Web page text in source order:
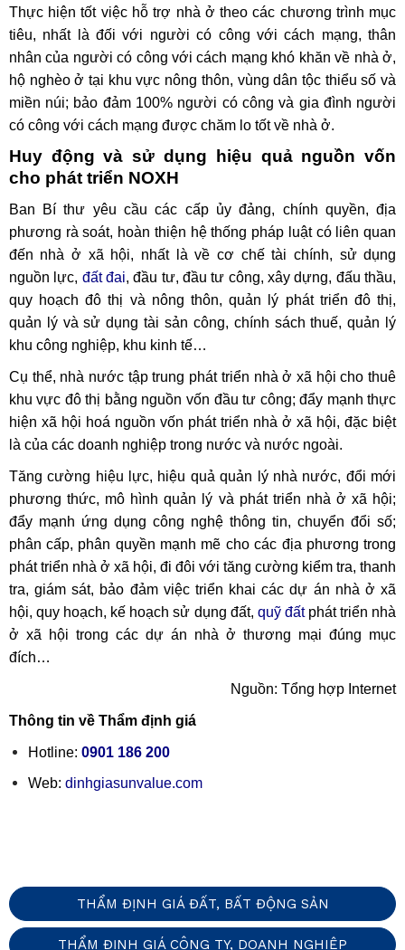
Thực hiện tốt việc hỗ trợ nhà ở theo các chương trình mục
tiêu, nhất là đối với người có công với cách mạng, thân
nhân của người có công với cách mạng khó khăn về nhà ở,
hộ nghèo ở tại khu vực nông thôn, vùng dân tộc thiểu số và
miền núi; bảo đảm 100% người có công và gia đình người
có công với cách mạng được chăm lo tốt về nhà ở.
Huy động và sử dụng hiệu quả nguồn vốn
cho phát triển NOXH
Ban Bí thư yêu cầu các cấp ủy đảng, chính quyền, địa
phương rà soát, hoàn thiện hệ thống pháp luật có liên quan
đến nhà ở xã hội, nhất là về cơ chế tài chính, sử dụng
nguồn lực, đất đai, đầu tư, đầu tư công, xây dựng, đấu thầu,
quy hoạch đô thị và nông thôn, quản lý phát triển đô thị,
quản lý và sử dụng tài sản công, chính sách thuế, quản lý
khu công nghiệp, khu kinh tế…
Cụ thể, nhà nước tập trung phát triển nhà ở xã hội cho thuê
khu vực đô thị bằng nguồn vốn đầu tư công; đẩy mạnh thực
hiện xã hội hoá nguồn vốn phát triển nhà ở xã hội, đặc biệt
là của các doanh nghiệp trong nước và nước ngoài.
Tăng cường hiệu lực, hiệu quả quản lý nhà nước, đổi mới
phương thức, mô hình quản lý và phát triển nhà ở xã hội;
đẩy mạnh ứng dụng công nghệ thông tin, chuyển đổi số;
phân cấp, phân quyền mạnh mẽ cho các địa phương trong
phát triển nhà ở xã hội, đi đôi với tăng cường kiểm tra, thanh
tra, giám sát, bảo đảm việc triển khai các dự án nhà ở xã
hội, quy hoạch, kế hoạch sử dụng đất, quỹ đấtphát triển nhà
ở xã hội trong các dự án nhà ở thương mại đúng mục
đích…
Nguồn: Tổng hợp Internet
Thông tin về Thẩm định giá
Hotline: 0901 186 200
Web: dinhgiasunvalue.com
THẨM ĐỊNH GIÁ ĐẤT, BẤT ĐỘNG SẢN
THẨM ĐỊNH GIÁ CÔNG TY, DOANH NGHIỆP